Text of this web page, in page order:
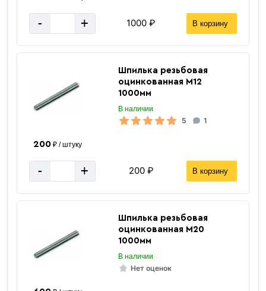
- + 1000 ₽ В корзину
Шпилька резьбовая
оцинкованная М12
1000мм
В наличии
5 1
200₽ / штуку
- + 200 ₽ В корзину
Шпилька резьбовая
оцинкованная М20
1000мм
В наличии
Нет оценок